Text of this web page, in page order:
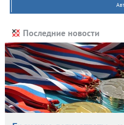
Последние новости